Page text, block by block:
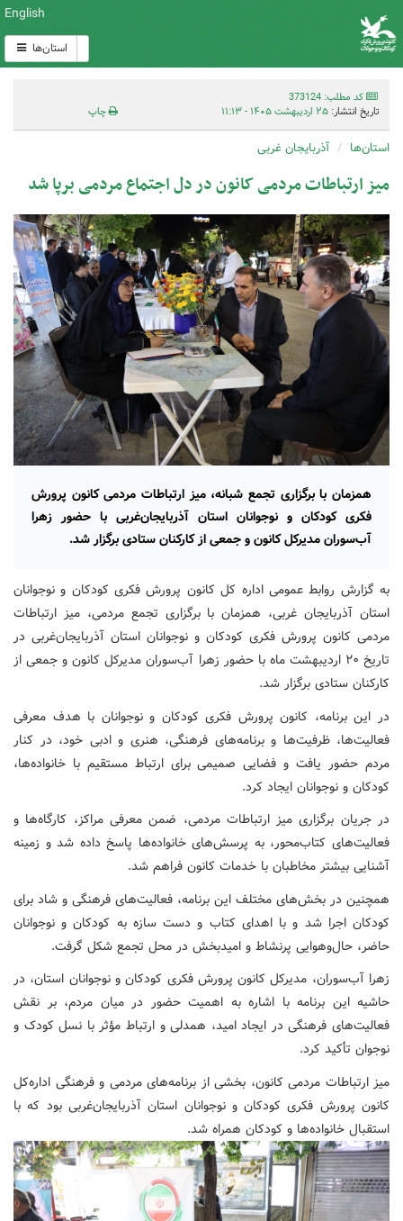
English
استان‌ها
کد مطلب: 373124
تاریخ انتشار: ۲۵ اردیبهشت ۱۴۰۵ - ۱۱:۱۳ چاپ
استان‌ها آذربایجان غربی
میز ارتباطات مردمی کانون در دل اجتماع مردمی برپا شد
همزمان با برگزاری تجمع شبانه، میز ارتباطات مردمی کانون پرورش
فکری کودکان و نوجوانان استان آذربایجان‌غربی با حضور زهرا
آب‌سوران مدیرکل کانون و جمعی از کارکنان ستادی برگزار شد.
به گزارش روابط عمومی اداره کل کانون پرورش فکری کودکان و نوجوانان
استان آذربایجان غربی، همزمان با برگزاری تجمع مردمی، میز ارتباطات
مردمی کانون پرورش فکری کودکان و نوجوانان استان آذربایجان‌غربی در
تاریخ ۲۰ اردیبهشت ماه با حضور زهرا آب‌سوران مدیرکل کانون و جمعی از
کارکنان ستادی برگزار شد.
در این برنامه، کانون پرورش فکری کودکان و نوجوانان با هدف معرفی
فعالیت‌ها، ظرفیت‌ها و برنامه‌های فرهنگی، هنری و ادبی خود، در کنار
مردم حضور یافت و فضایی صمیمی برای ارتباط مستقیم با خانواده‌ها،
کودکان و نوجوانان ایجاد کرد.
در جریان برگزاری میز ارتباطات مردمی، ضمن معرفی مراکز، کارگاه‌ها و
فعالیت‌های کتاب‌محور، به پرسش‌های خانواده‌ها پاسخ داده شد و زمینه
آشنایی بیشتر مخاطبان با خدمات کانون فراهم شد.
همچنین در بخش‌های مختلف این برنامه، فعالیت‌های فرهنگی و شاد برای
کودکان اجرا شد و با اهدای کتاب و دست سازه به کودکان و نوجوانان
حاضر، حال‌وهوایی پرنشاط و امیدبخش در محل تجمع شکل گرفت.
زهرا آب‌سوران، مدیرکل کانون پرورش فکری کودکان و نوجوانان استان، در
حاشیه این برنامه با اشاره به اهمیت حضور در میان مردم، بر نقش
فعالیت‌های فرهنگی در ایجاد امید، همدلی و ارتباط مؤثر با نسل کودک و
نوجوان تأکید کرد.
میز ارتباطات مردمی کانون، بخشی از برنامه‌های مردمی و فرهنگی اداره‌کل
کانون پرورش فکری کودکان و نوجوانان استان آذربایجان‌غربی بود که با
استقبال خانواده‌ها و کودکان همراه شد.